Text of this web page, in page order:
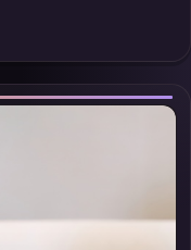
渐模糊；摄影与配乐
看高清电视剧在线
在线追剧体验。